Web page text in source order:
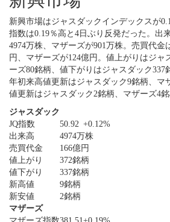
新興市場はジャスダックインデックスが
指数は0.19％高と4日ぶり反発だった。出
4974万株、マザーズが901万株。売買代金
円、マザーズが124億円。値上がりはジャ
ーズ80銘柄、値下がりはジャスダック337
年初来高値更新はジャスダック9銘柄、マ
値更新はジャスダック2銘柄、マザーズ4銘
ジャスダック
JQ指数
50.92 +0.12%
出来高
4974万株
売買代金
166億円
値上がり
372銘柄
値下がり
337銘柄
新高値
9銘柄
新安値
2銘柄
マザーズ